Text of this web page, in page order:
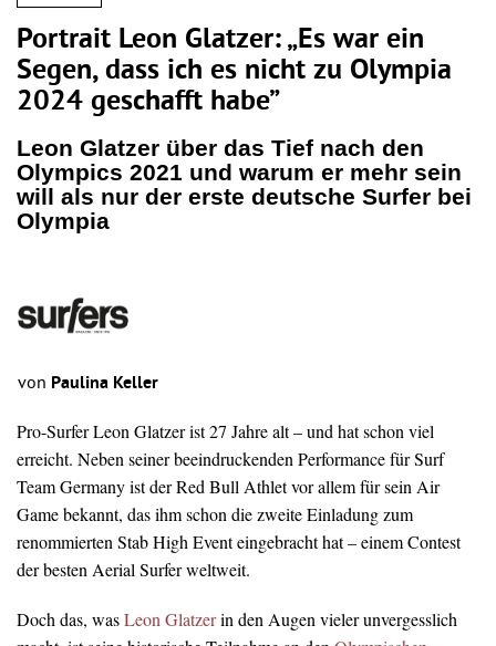
Portrait Leon Glatzer: „Es war ein
Segen, dass ich es nicht zu Olympia
2024 geschafft habe”
Leon Glatzer über das Tief nach den
Olympics 2021 und warum er mehr sein
will als nur der erste deutsche Surfer bei
Olympia
von Paulina Keller
Pro-Surfer Leon Glatzer ist 27 Jahre alt – und hat schon viel
erreicht. Neben seiner beeindruckenden Performance für Surf
Team Germany ist der Red Bull Athlet vor allem für sein Air
Game bekannt, das ihm schon die zweite Einladung zum
renommierten Stab High Event eingebracht hat – einem Contest
der besten Aerial Surfer weltweit.
Doch das, wasLeon Glatzerin den Augen vieler unvergesslich